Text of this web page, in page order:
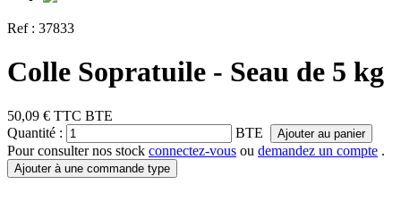
Ref : 37833
Colle Sopratuile - Seau de 5 kg
50,09 € TTC BTE
Quantité :
BTE Ajouter au panier
Pour consulter nos stock connectez-vous ou demandez un compte .
Ajouter à une commande type